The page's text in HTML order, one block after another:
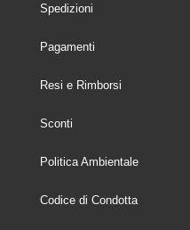
Spedizioni
Pagamenti
Resi e Rimborsi
Sconti
Politica Ambientale
Codice di Condotta